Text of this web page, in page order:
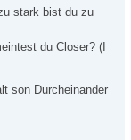
stark bist du zu
du Closer? (I
son Durcheinander